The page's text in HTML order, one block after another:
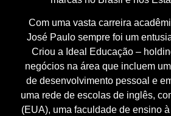
Com uma vasta carreira
José Paulo sempre foi um
Criou a Ideal Educação –
negócios na área que incluem
de desenvolvimento pessoal e
uma rede de escolas de inglês,
(EUA), uma faculdade de ensino